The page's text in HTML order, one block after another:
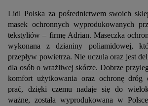
Lidl Polska za pośrednictwem swoich
masek ochronnych wyprodukowanych
tekstyliów – firmę Adrian. Maseczka
wykonana z dzianiny poliamidowej,
przepływ powietrza. Nie uczula oraz jest
dla osób o wrażliwej skórze. Dobrze
komfort użytkowania oraz ochronę dróg
prać, dzięki czemu nadaje się do
ważne, została wyprodukowana w